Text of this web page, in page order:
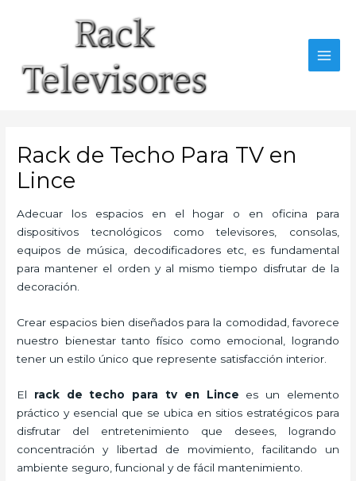
Rack de Techo Para TV en
Lince
Adecuar los espacios en el hogar o en oficina para
dispositivos tecnológicos como televisores, consolas,
equipos de música, decodificadores etc, es fundamental
para mantener el orden y al mismo tiempo disfrutar de la
decoración.
Crear espacios bien diseñados para la comodidad, favorece
nuestro bienestar tanto físico como emocional, logrando
tener un estilo único que represente satisfacción interior.
El rack de techo para tv en Lince es un elemento
práctico y esencial que se ubica en sitios estratégicos para
disfrutar del entretenimiento que desees, logrando
concentración y libertad de movimiento, facilitando un
ambiente seguro, funcional y de fácil mantenimiento.